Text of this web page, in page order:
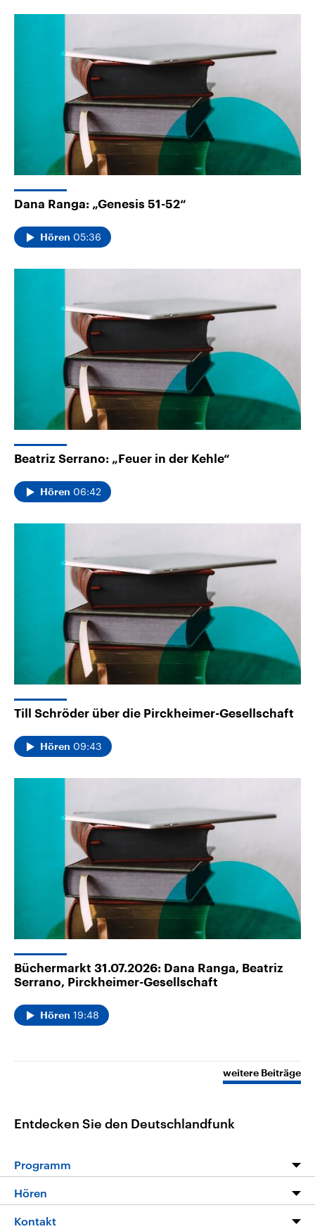
Dana Ranga: „Genesis 51-52“
Hören 05:36
Beatriz Serrano: „Feuer in der Kehle“
Hören 06:42
Till Schröder über die Pirckheimer-Gesellschaft
Hören 09:43
Büchermarkt 31.07.2026: Dana Ranga, Beatriz
Serrano, Pirckheimer-Gesellschaft
Hören 19:48
weitere Beiträge
Entdecken Sie den Deutschlandfunk
Programm
Hören
Livestream
Kontakt